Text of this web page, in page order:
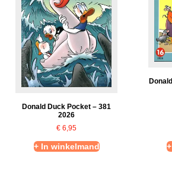
Donald Duck Pocket – 381
2026
€ 6,95
+ In winkelmand